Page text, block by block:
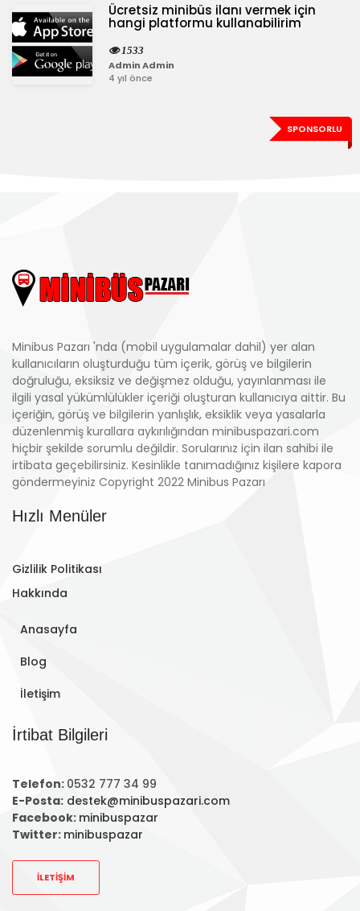
Ücretsiz minibüs ilanı vermek için
hangi platformu kullanabilirim
1533
Admin Admin
4 yıl önce
SPONSORLU
Minibus Pazarı 'nda (mobil uygulamalar dahil) yer alan
kullanıcıların oluşturduğu tüm içerik, görüş ve bilgilerin
doğruluğu, eksiksiz ve değişmez olduğu, yayınlanması ile
ilgili yasal yükümlülükler içeriği oluşturan kullanıcıya aittir. Bu
içeriğin, görüş ve bilgilerin yanlışlık, eksiklik veya yasalarla
düzenlenmiş kurallara aykırılığından minibuspazari.com
hiçbir şekilde sorumlu değildir. Sorularınız için ilan sahibi ile
irtibata geçebilirsiniz. Kesinlikle tanımadığınız kişilere kapora
göndermeyiniz Copyright 2022 Minibus Pazarı
Hızlı Menüler
Gizlilik Politikası
Hakkında
Anasayfa
Blog
İletişim
İrtibat Bilgileri
Telefon: 0532 777 34 99
E-Posta: destek@minibuspazari.com
Facebook: minibuspazar
Twitter: minibuspazar
İLETIŞIM